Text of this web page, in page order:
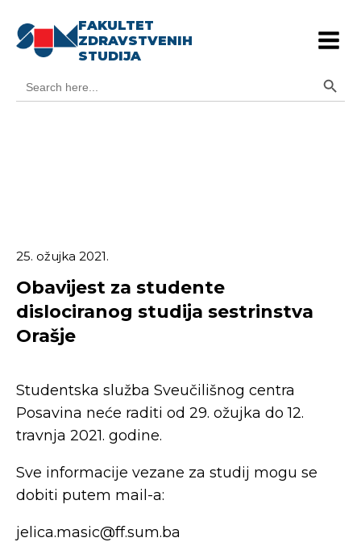
FAKULTET
ZDRAVSTVENIH
STUDIJA
for:
25. ožujka 2021.
Obavijest za studente
dislociranog studija sestrinstva
Orašje
Studentska služba Sveučilišnog centra
Posavina neće raditi od 29. ožujka do 12.
travnja 2021. godine.
Sve informacije vezane za studij mogu se
dobiti putem mail-a:
jelica.masic@ff.sum.ba